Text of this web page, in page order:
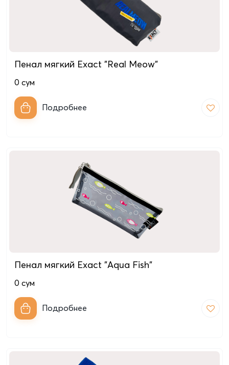
Пенал мягкий Exact "Real Meow"
0 сум
Подробнее
Пенал мягкий Exact "Aqua Fish"
0 сум
Подробнее